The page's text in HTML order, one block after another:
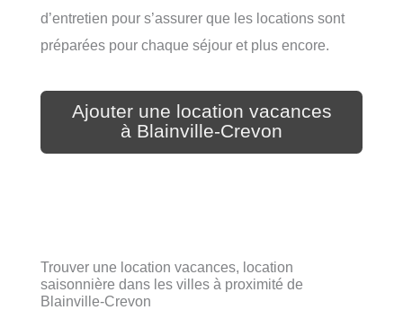
d’entretien pour s’assurer que les locations sont
préparées pour chaque séjour et plus encore.
Ajouter une location vacances
à Blainville-Crevon
Trouver une location vacances, location
saisonnière dans les villes à proximité de
Blainville-Crevon